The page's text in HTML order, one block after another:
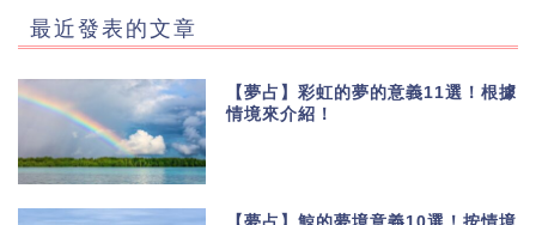
最近發表的文章
【夢占】彩虹的夢的意義11選！根據
情境來介紹！